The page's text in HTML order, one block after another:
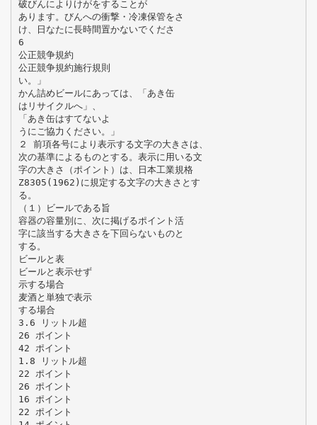
破びんによりけがをすることが
あります。びんへの衝撃・冷凍保管をさ
け、日なたに長時間置かないでくださ
6
公正競争規約
公正競争規約施行規則
い。」
かん詰めビールにあっては、「あき缶
はリサイクルへ」、
「あき缶はすてないよ
うにご協力ください。」
２ 前項各号により表示する文字の大きさは、
次の基準によるものとする。表示に用いる文
字の大きさ（ポイント）は、日本工業規格
Z8305(1962)に規定する文字の大きさとす
る。
（１）ビールである旨
容器の容量別に、次に掲げるポイント活
字に該当する大きさを下回らないものと
する。
ビールと表
ビールと表示せず
示する場合
麦酒と単独で表示
する場合
3.6 リットル超
26 ポイント
42 ポイント
1.8 リットル超
22 ポイント
26 ポイント
16 ポイント
22 ポイント